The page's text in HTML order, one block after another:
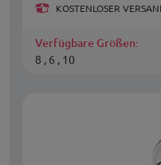
KOSTENLOSER
Verfügbare Größen:
8 , 6 , 10